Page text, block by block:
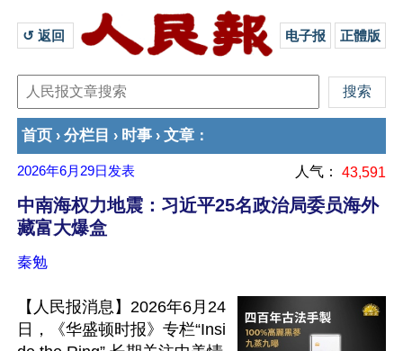
↺ 返回 电子报 正體版
首页 › 分栏目 › 时事 › 文章 ：
2026年6月29日 发表 人气： 43,591
中南海权力地震：习近平25名政治局委员海外
藏富大爆盒
秦勉
【人民报消息】2026年6月24
日，《华盛顿时报》专栏“Insi